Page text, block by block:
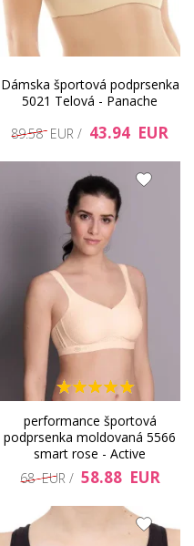
Dámska športová podprsenka
5021 Telová - Panache
89.58 EUR / 43.94 EUR
performance športová
podprsenka moldovaná 5566
smart rose - Active
68 EUR / 58.88 EUR